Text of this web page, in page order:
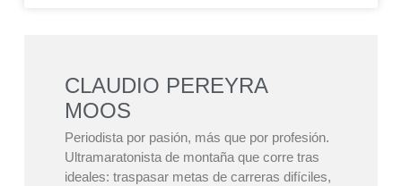
CLAUDIO PEREYRA
MOOS
Periodista por pasión, más que por profesión.
Ultramaratonista de montaña que corre tras
ideales: traspasar metas de carreras difíciles,